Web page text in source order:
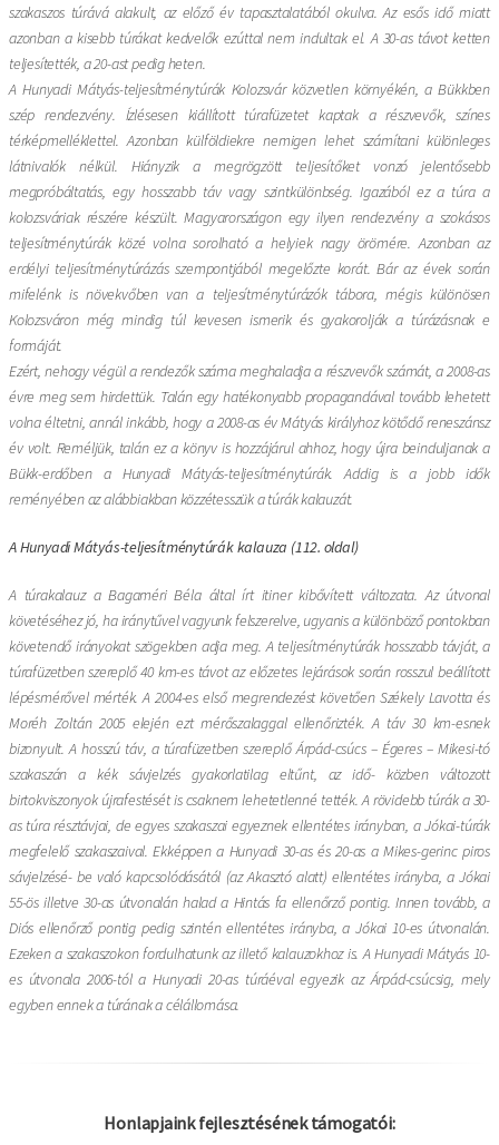
szakaszos túrává alakult, az előző év tapasztalatából okulva. Az esős idő miatt
azonban a kisebb túrákat kedvelők ezúttal nem indultak el. A 30-as távot ketten
teljesítették, a 20-ast pedig heten.
A Hunyadi Mátyás-teljesítménytúrák Kolozsvár közvetlen környékén, a Bükkben
szép rendezvény. Ízlésesen kiállított túrafüzetet kaptak a részvevők, színes
térképmelléklettel. Azonban külföldiekre nemigen lehet számítani különleges
látnivalók nélkül. Hiányzik a megrögzött teljesítőket vonzó jelentősebb
megpróbáltatás, egy hosszabb táv vagy szintkülönbség. Igazából ez a túra a
kolozsváriak részére készült. Magyarországon egy ilyen rendezvény a szokásos
teljesítménytúrák közé volna sorolható a helyiek nagy örömére. Azonban az
erdélyi teljesítménytúrázás szempontjából megelőzte korát. Bár az évek során
mifelénk is növekvőben van a teljesítménytúrázók tábora, mégis különösen
Kolozsváron még mindig túl kevesen ismerik és gyakorolják a túrázásnak e
formáját.
Ezért, nehogy végül a rendezők száma meghaladja a részvevők számát, a 2008-as
évre meg sem hirdettük. Talán egy hatékonyabb propagandával tovább lehetett
volna éltetni, annál inkább, hogy a 2008-as év Mátyás királyhoz kötődő reneszánsz
év volt. Reméljük, talán ez a könyv is hozzájárul ahhoz, hogy újra beinduljanak a
Bükk-erdőben a Hunyadi Mátyás-teljesítménytúrák. Addig is a jobb idők
reményében az alábbiakban közzétesszük a túrák kalauzát.
A Hunyadi Mátyás-teljesítménytúrák kalauza (112. oldal)
A túrakalauz a Bagaméri Béla által írt itiner kibővített változata. Az útvonal
követéséhez jó, ha iránytűvel vagyunk felszerelve, ugyanis a különböző pontokban
követendő irányokat szögekben adja meg. A teljesítménytúrák hosszabb távját, a
túrafüzetben szereplő 40 km-es távot az előzetes lejárások során rosszul beállított
lépésmérővel mérték. A 2004-es első megrendezést követően Székely Lavotta és
Moréh Zoltán 2005 elején ezt mérőszalaggal ellenőrizték. A táv 30 km-esnek
bizonyult. A hosszú táv, a túrafüzetben szereplő Árpád-csúcs – Égeres – Mikesi-tó
szakaszán a kék sávjelzés gyakorlatilag eltűnt, az idő- közben változott
birtokviszonyok újrafestését is csaknem lehetetlenné tették. A rövidebb túrák a 30-
as túra résztávjai, de egyes szakaszai egyeznek ellentétes irányban, a Jókai-túrák
megfelelő szakaszaival. Ekképpen a Hunyadi 30-as és 20-as a Mikes-gerinc piros
sávjelzésé- be való kapcsolódásától (az Akasztó alatt) ellentétes irányba, a Jókai
55-ös illetve 30-as útvonalán halad a Hintás fa ellenőrző pontig. Innen tovább, a
Diós ellenőrző pontig pedig szintén ellentétes irányba, a Jókai 10-es útvonalán.
Ezeken a szakaszokon fordulhatunk az illető kalauzokhoz is. A Hunyadi Mátyás 10-
es útvonala 2006-tól a Hunyadi 20-as túráéval egyezik az Árpád-csúcsig, mely
egyben ennek a túrának a célállomása.
Honlapjaink fejlesztésének támogatói: